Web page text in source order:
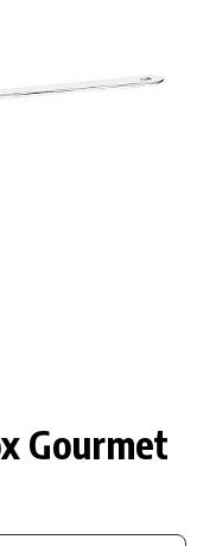
Gourmet